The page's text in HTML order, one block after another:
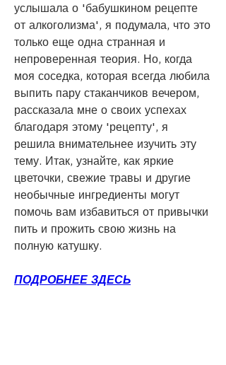
услышала о 'бабушкином рецепте
от алкоголизма', я подумала, что это
только еще одна странная и
непроверенная теория. Но, когда
моя соседка, которая всегда любила
выпить пару стаканчиков вечером,
рассказала мне о своих успехах
благодаря этому 'рецепту', я
решила внимательнее изучить эту
тему. Итак, узнайте, как яркие
цветочки, свежие травы и другие
необычные ингредиенты могут
помочь вам избавиться от привычки
пить и прожить свою жизнь на
полную катушку.
ПОДРОБНЕЕ ЗДЕСЬ